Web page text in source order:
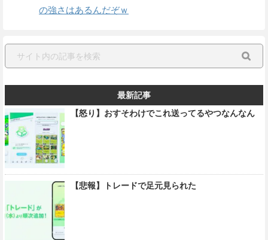
の強さはあるんだぞｗ
最新記事
【怒り】おすそわけでこれ送ってるやつなんなん
【悲報】トレードで足元見られた